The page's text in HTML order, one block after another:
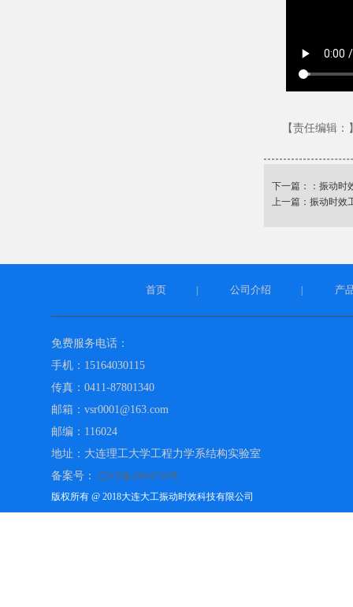
【责任编辑：
下一篇：： 振动时
上一篇： 振动时效
首页 公司介绍 产
免费服务电话：
手机：15164030115
传真：0411-87801340
邮箱：vsr0001@163.com
邮编：116024
地址：大连理工大学工程力学系结构实验室
备案号：
辽ICP备10010710号
版权所有 @ 2018大连大工振动时效科技有限公司